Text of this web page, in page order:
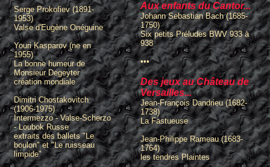
Serge Prokofiev (1891-
1953)
Valse d'Eugène Onéguine
Youri Kasparov (ne en
1955)
La bonne humeur de
Monsieur Degeyter
création mondiale
Dimitri Chostakovitch
(1906-1975)
Intermezzo - Valse-Scherzo
- Loubok Russe
extraits des ballets "Le
boulon" et "Le ruisseau
limpide"
Aux enfants du Cantor...
Johann Sebastian Bach (1685-
1750)
Six petits Préludes BWV 933 à
938
•••
Des jeux au Château de
Versailles...
Jean-François Dandrieu (1682-
1738)
La Fastueuse
Jean-Philippe Rameau (1683-
1764)
les tendres Plaintes